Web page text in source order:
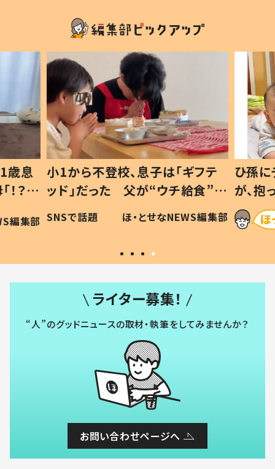
歳息
？」
編集部
小1から不登校、息子は「ギフテ
ッド」だった 父が“ウチ給食”を
作り続ける理由とは #令和の親
#令和の子
SNSで話題 ほ・とせなNEWS編集部
ひ孫
が、
「涙が
い」
ライター募集！
“人”のグッドニュースの取材・執筆をしてみませんか？
お問い合わせページへ